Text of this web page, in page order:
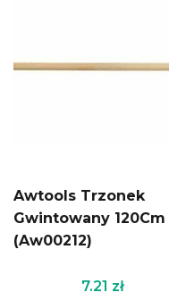
Awtools Trzonek
Gwintowany 120Cm
(Aw00212)
7.21 zł